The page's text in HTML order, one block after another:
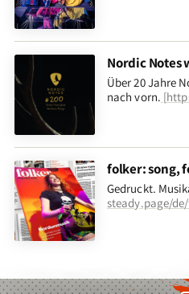
Nordic Notes
Über 20 Jahre
nach vorn. [
folker: song,
Gedruckt.
steady.page/